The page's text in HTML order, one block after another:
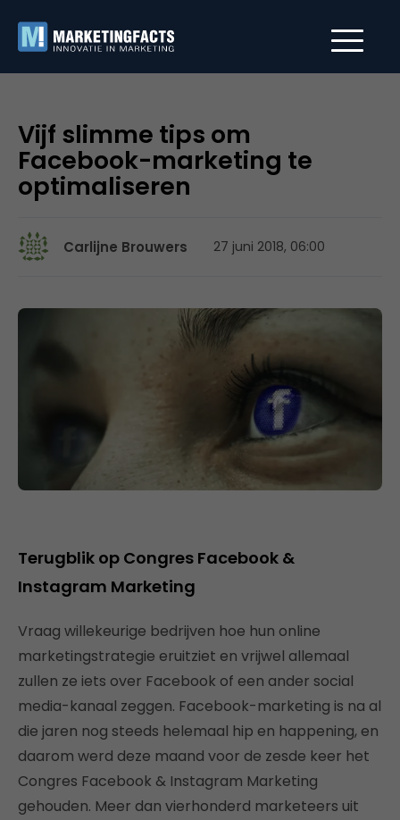
Vijf slimme tips om
Facebook-marketing te
optimaliseren
Carlijne Brouwers 27 juni 2018, 06:00
Terugblik op Congres Facebook &
Instagram Marketing
Vraag willekeurige bedrijven hoe hun online
marketingstrategie eruitziet en vrijwel allemaal
zullen ze iets over Facebook of een ander social
media-kanaal zeggen. Facebook-marketing is na al
die jaren nog steeds helemaal hip en happening, en
daarom werd deze maand voor de zesde keer het
Congres Facebook & Instagram Marketing
gehouden. Meer dan vierhonderd marketeers uit